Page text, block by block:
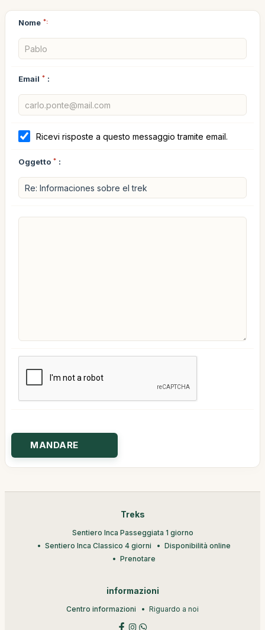
Nome *:
Email * :
Ricevi risposte a questo messaggio tramite email.
Oggetto * :
Treks
Sentiero Inca Passeggiata 1 giorno
Sentiero Inca Classico 4 giorni
Disponibilità online
Prenotare
informazioni
Centro informazioni Riguardo a noi